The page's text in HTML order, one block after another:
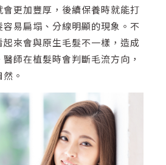
更加豐厚，後續保養時就能打
易扁塌、分線明顯的現象。不
來會與原生毛髮不一樣，造成
師在植髮時會判斷毛流方向，
。